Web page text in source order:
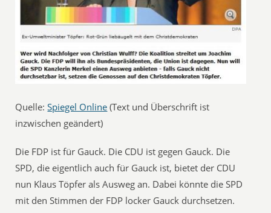
Quelle:Spiegel Online (Text und Überschrift ist
inzwischen geändert)
Die FDP ist für Gauck. Die CDU ist gegen Gauck. Die
SPD, die eigentlich auch für Gauck ist, bietet der CDU
nun Klaus Töpfer als Ausweg an. Dabei könnte die SPD
mit den Stimmen der FDP locker Gauck durchsetzen.